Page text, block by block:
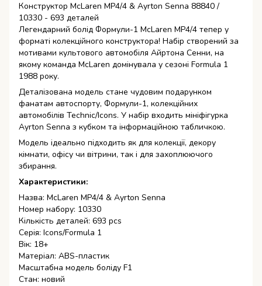
Конструктор McLaren MP4/4 & Ayrton Senna 88840 /
10330 - 693 деталей
Легендарний болід Формули-1 McLaren MP4/4 тепер у
форматі колекційного конструктора! Набір створений за
мотивами культового автомобіля Айртона Сенни, на
якому команда McLaren домінувала у сезоні Formula 1
1988 року.
Деталізована модель стане чудовим подарунком
фанатам автоспорту, Формули-1, колекційних
автомобілів Technic/Icons. У набір входить мініфігурка
Ayrton Senna з кубком та інформаційною табличкою.
Модель ідеально підходить як для колекції, декору
кімнати, офісу чи вітрини, так і для захоплюючого
збирання.
Характеристики:
Назва: McLaren MP4/4 & Ayrton Senna
Номер набору: 10330
Кількість деталей: 693 pcs
Серія: Icons/Formula 1
Вік: 18+
Матеріал: ABS-пластик
Масштабна модель боліду F1
Стан: новий